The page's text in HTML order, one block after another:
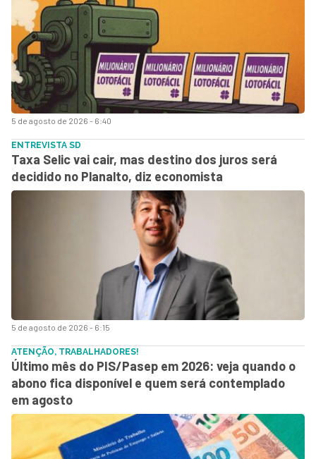
5 de agosto de 2026 - 6:40
5 de agosto de 2026 - 6:15
ENTREVISTA SD
Taxa Selic vai cair, mas destino dos juros será
decidido no Planalto, diz economista
ATENÇÃO, TRABALHADORES!
Último mês do PIS/Pasep em 2026: veja quando o
abono fica disponível e quem será contemplado
em agosto